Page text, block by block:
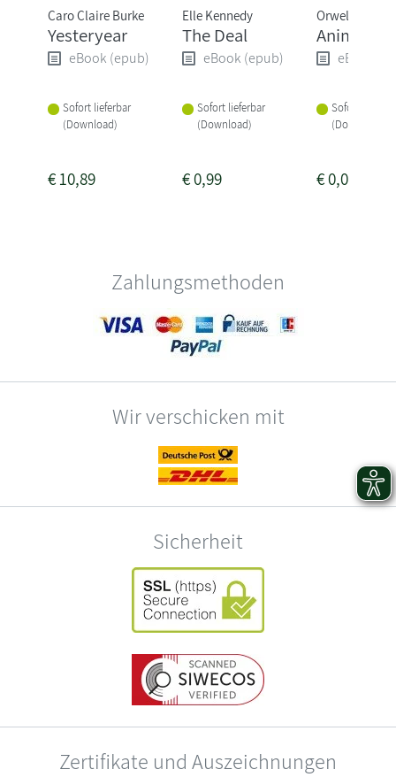
Caro Claire Burke
Yesteryear
eBook (epub)
Sofort lieferbar
(Download)
€10,89
Elle Kennedy
The Deal
eBook (epub)
Sofort lieferbar
(Download)
€0,99
Orwell
Animal
eBook
Sofort
(Download)
€0,00
Zahlungsmethoden
Wir verschicken mit
Sicherheit
Zertifikate und Auszeichnungen